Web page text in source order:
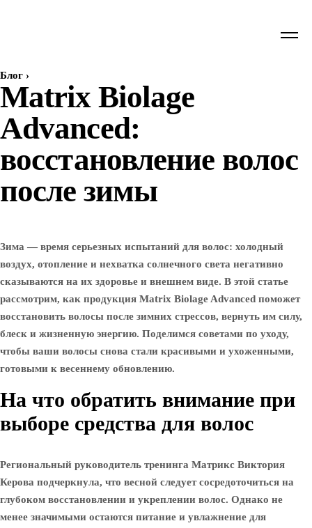
Блог ›
Matrix Biolage
Advanced:
восстановление волос
после зимы
Зима — время серьезных испытаний для волос: холодный
воздух, отопление и нехватка солнечного света негативно
сказываются на их здоровье и внешнем виде. В этой статье
рассмотрим, как продукция Matrix Biolage Advanced поможет
восстановить волосы после зимних стрессов, вернуть им силу,
блеск и жизненную энергию. Поделимся советами по уходу,
чтобы ваши волосы снова стали красивыми и ухоженными,
готовыми к весеннему обновлению.
На что обратить внимание при
выборе средства для волос
Региональный руководитель тренинга Матрикс Виктория
Керова подчеркнула, что весной следует сосредоточиться на
глубоком восстановлении и укреплении волос. Однако не
менее значимыми остаются питание и увлажнение для